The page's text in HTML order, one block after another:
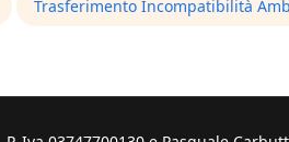
Trasferimento Incompatibilità